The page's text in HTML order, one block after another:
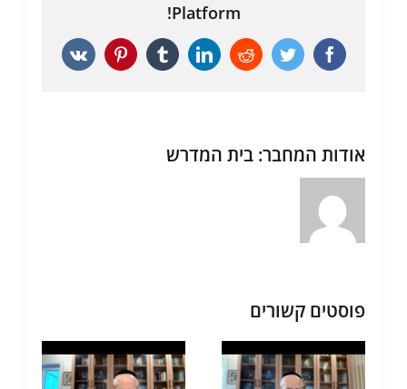
Platform!
Facebook
Twitter
Reddit
LinkedIn
Tumblr
Pinterest
Vk
אודות המחבר: בית המדרש
פוסטים קשורים